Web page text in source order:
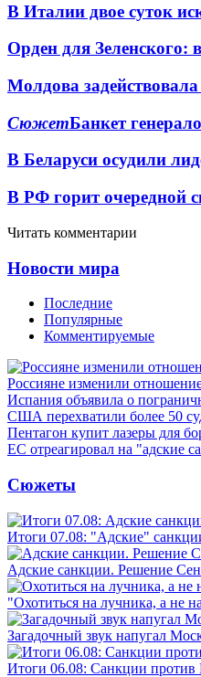
В Италии двое суток
Орден для Зеленского:
Молдова
СюжетБанкет
В Беларуси осудили
В РФ горит очередной
Читать комментарии
Новости мира
Последние
Популярные
Комментируемые
Россияне изменили
Испания объявила о
США перехватили более 50
Пентагон купит лазеры для
ЕС отреагировал на "адские
Сюжеты
Итоги 07.08: "Адские"
Адские санкции. Решение
"Охотиться на лучника, а не
Загадочный звук напугал
Итоги 06.08: Санкции